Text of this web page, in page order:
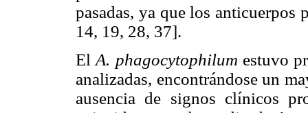
pasadas, ya que los anticuerpos
14, 19, 28, 37].
ElA. phagocytophilum estuvo
analizadas, encontrándose un
ausencia de signos clínicos